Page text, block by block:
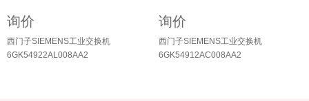
询价
西门子SIEMENS工业交换机
6GK54922AL008AA2
询价
西门子SIEMENS工业交换机
6GK54912AC008AA2